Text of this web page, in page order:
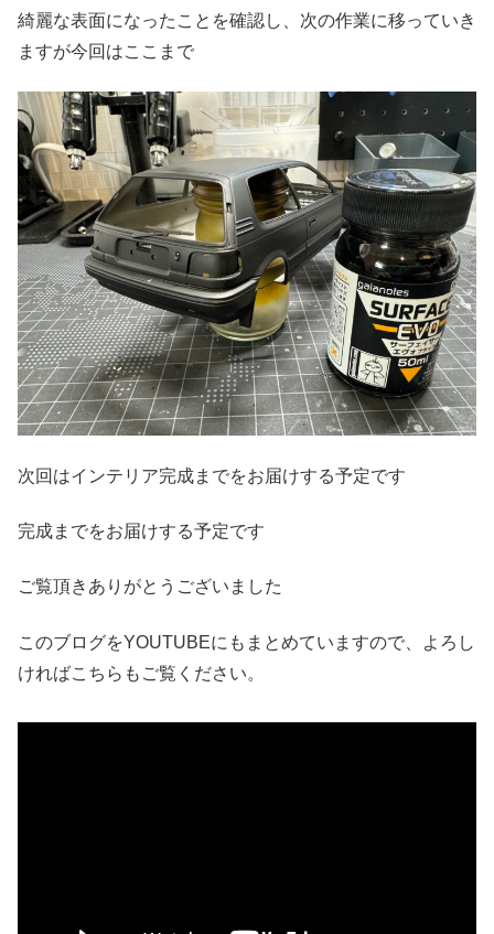
綺麗な表面になったことを確認し、次の作業に移っていき
ますが今回はここまで
次回はインテリア完成までをお届けする予定です
完成までをお届けする予定です
ご覧頂きありがとうございました
このブログをYOUTUBEにもまとめていますので、よろし
ければこちらもご覧ください。